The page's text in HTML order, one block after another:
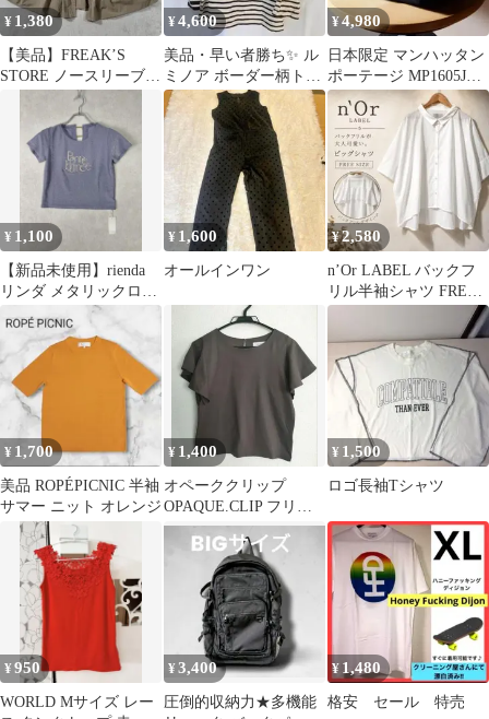
¥ 1,380
【美品】FREAK’S
STORE ノースリーブプ
リーツブラウス F
¥4,600
美品・早い者勝ち✨ ル
ミノア ボーダー柄トッ
プス Mサイズ ブラック
ホワイト
¥4,980
日本限定 マンハッタン
ポーテージ MP1605JR
デュロン グレー
¥ 1,100
【新品未使用】rienda
リンダ メタリックロゴ
Tシャツ F 定価4,950
¥ 1,600
オールインワン
¥2,580
n’Or LABEL バックフ
リル半袖シャツ FREE
白 オーバーサイズ
¥ 1,700
美品 ROPÉPICNIC 半袖
サマー ニット オレンジ
¥ 1,400
オペーククリップ
OPAQUE.CLIP フリル
袖カットソー ダークブ
ラウン S
¥ 1,500
ロゴ長袖Tシャツ
¥950
WORLD Mサイズ レー
¥3,400
圧倒的収納力★多機能
¥ 1,480
格安 セール 特売